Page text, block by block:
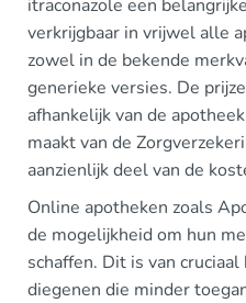
itraconazole een
verkrijgbaar in vrijwel alle
zowel in de bekende
generieke versies. De
afhankelijk van de
maakt van de
aanzienlijk deel van de
Online apotheken zoals
de mogelijkheid om hun
schaffen. Dit is van
diegenen die minder